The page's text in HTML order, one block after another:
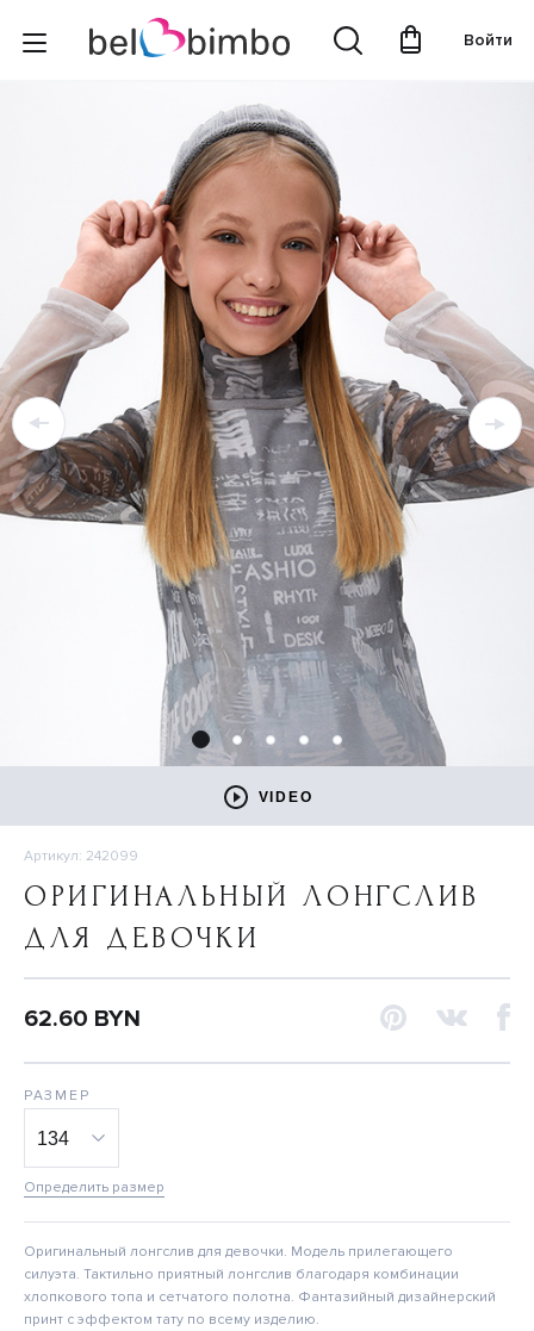
Войти
VIDEO
Артикул: 242099
ОРИГИНАЛЬНЫЙ ЛОНГСЛИВ
ДЛЯ ДЕВОЧКИ
62.60 BYN
РАЗМЕР
Определить размер
Оригинальный лонгслив для девочки. Модель прилегающего
силуэта. Тактильно приятный лонгслив благодаря комбинации
хлопкового топа и сетчатого полотна. Фантазийный дизайнерский
принт с эффектом тату по всему изделию.